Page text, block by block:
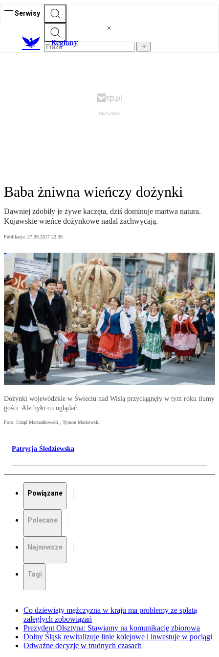
Serwisy
Regiony
Baba żniwna wieńczy dożynki
Dawniej zdobiły je żywe kaczęta, dziś dominuje martwa natura.
Kujawskie wieńce dożynkowe nadal zachwycają.
Publikacja: 27.09.2017 22:30
Dożynki wojewódzkie w Świeciu nad Wisłą przyciągnęły w tym roku tłumy
gości. Ale było co oglądać.
Foto: Urząd Marszałkowski , Tymon Markowski
Patrycja Śledziewska
Powiązane
Polecane
Najnowsze
Tagi
Co dziewiąty mężczyzna w kraju ma problemy ze spłatą
zaległych zobowiązań
Prezydent Olsztyna: Stawiamy na komunikację zbiorową
Dolny Śląsk rewitalizuje linie kolejowe i inwestuje w pociągi
Odważne decyzje w trudnych czasach